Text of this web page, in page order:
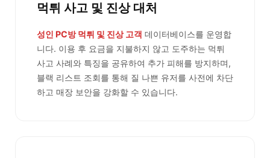
먹튀 사고 및 진상 대처
성인 PC방 먹튀 및 진상 고객 데이터베이스를 운영합
니다. 이용 후 요금을 지불하지 않고 도주하는 먹튀
사고 사례와 특징을 공유하여 추가 피해를 방지하며,
블랙 리스트 조회를 통해 질 나쁜 유저를 사전에 차단
하고 매장 보안을 강화할 수 있습니다.